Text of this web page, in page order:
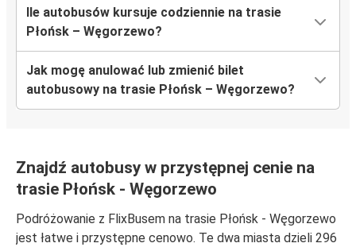
Ile autobusów kursuje codziennie na trasie
Płońsk – Węgorzewo?
Jak mogę anulować lub zmienić bilet
autobusowy na trasie Płońsk – Węgorzewo?
Znajdź autobusy w przystępnej cenie na
trasie Płońsk - Węgorzewo
Podróżowanie z FlixBusem na trasie Płońsk - Węgorzewo
jest łatwe i przystępne cenowo. Te dwa miasta dzieli 296